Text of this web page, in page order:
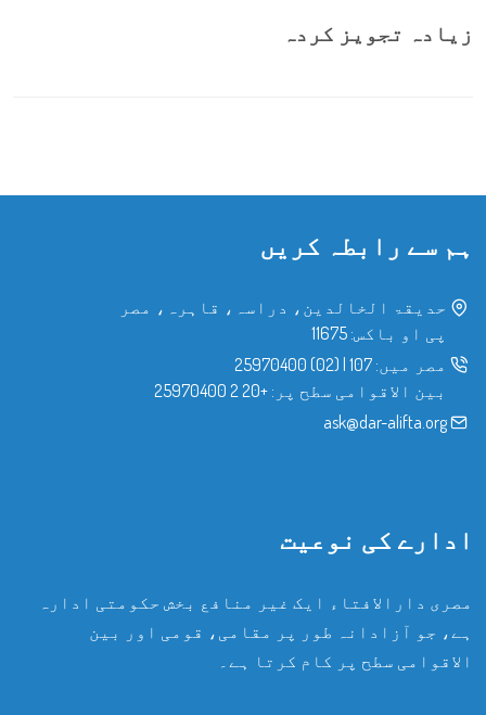
زیادہ تجویز کردہ
ہم سے رابطہ کریں
حدیقۃ الخالدین، دراسہ، قاہرہ، مصر
پی او باکس: 11675
مصر میں: 107
|
(02) 25970400
بین الاقوامی سطح پر: +20 2 25970400
ask@dar-alifta.org
ادارے کی نوعیت
مصری دارالافتاء ایک غیر منافع بخش حکومتی ادارہ
ہے، جو آزادانہ طور پر مقامی، قومی اور بین
الاقوامی سطح پر کام کرتا ہے۔